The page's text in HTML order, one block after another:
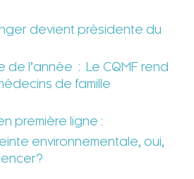
devient présidente du
de l’année : Le CQMF rend
de famille
première ligne :
environnementale, oui,